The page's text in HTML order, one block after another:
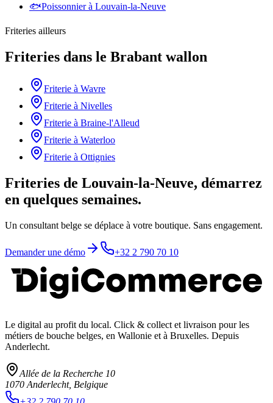
🐟Poissonnierà Louvain-la-Neuve
Friteries ailleurs
Friteries dans le Brabant wallon
Friterie à Wavre
Friterie à Nivelles
Friterie à Braine-l'Alleud
Friterie à Waterloo
Friterie à Ottignies
Friteries de Louvain-la-Neuve, démarrez
en quelques semaines.
Un consultant belge se déplace à votre boutique. Sans engagement.
Demander une démo +32 2 790 70 10
Le digital au profit du local. Click & collect et livraison pour les
métiers de bouche belges, en Wallonie et à Bruxelles. Depuis
Anderlecht.
Allée de la Recherche 10
1070 Anderlecht, Belgique